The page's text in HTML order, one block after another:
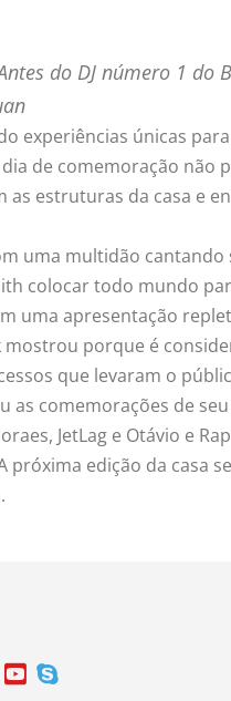
do DJ número 1 do
experiências únicas
de comemoração não
as estruturas da casa e
uma multidão cantando
colocar todo mundo
apresentação
porque é
que levaram o
as comemorações de
JetLag e Otávio e
próxima edição da casa